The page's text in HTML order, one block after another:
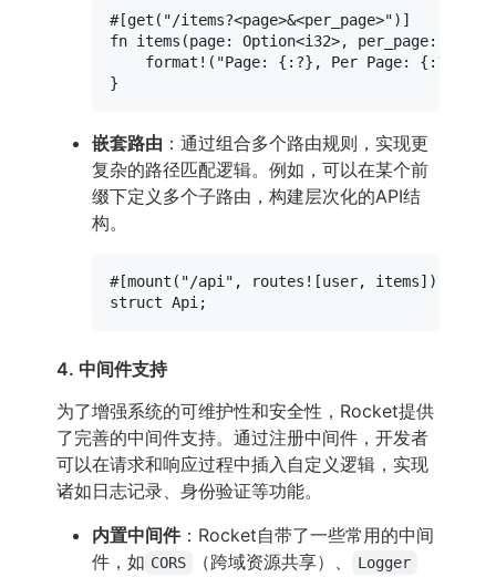
#[get( "/items?<page>&<per_page>")]
fn items (page: Option<i32>, per_page:
format! ( "Page: {:?}, Per Page: {:?}"
嵌套路由 ：通过组合多个路由规则，实现更
复杂的路径匹配逻辑。例如，可以在某个前
缀下定义多个子路由，构建层次化的API结
构。
#[mount( "/api" , routes![user, items]
struct Api
4. 中间件支持
为了增强系统的可维护性和安全性，Rocket提供
了完善的中间件支持。通过注册中间件，开发者
可以在请求和响应过程中插入自定义逻辑，实现
诸如日志记录、身份验证等功能。
内置中间件：Rocket自带了一些常用的中间
件，如 CORS （跨域资源共享）、 Logger